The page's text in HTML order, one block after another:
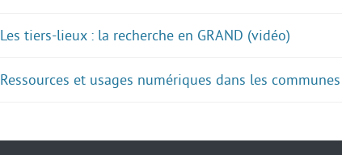
Les tiers-lieux : la recherche en GRAND (vidéo)
Ressources et usages numériques dans les